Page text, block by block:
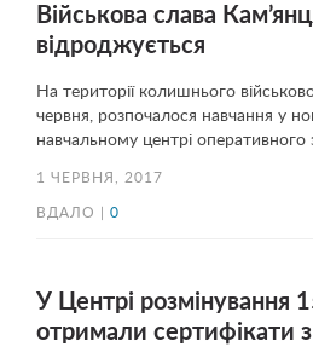
Військова слава
відроджується
На території колишнього
червня, розпочалося навчання у
навчальному центрі оперативного
1 ЧЕРВНЯ, 2017
ВДАЛО | 0
У Центрі розмінування
отримали сертифікати